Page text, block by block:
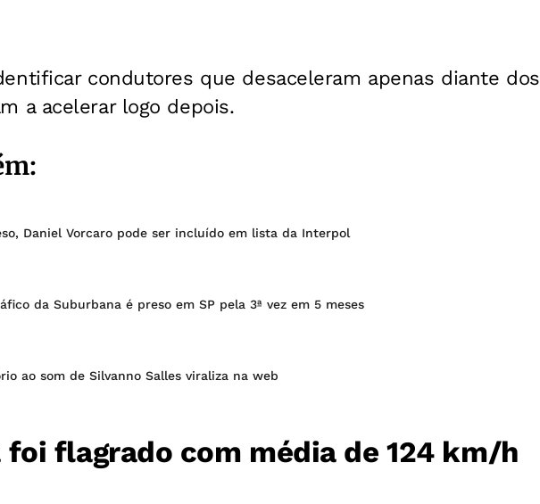
condutores que desaceleram apenas diante dos
a acelerar logo depois.
Daniel Vorcaro pode ser incluído em lista da Interpol
da Suburbana é preso em SP pela 3ª vez em 5 meses
ao som de Silvanno Salles viraliza na web
flagrado com média de 124 km/h